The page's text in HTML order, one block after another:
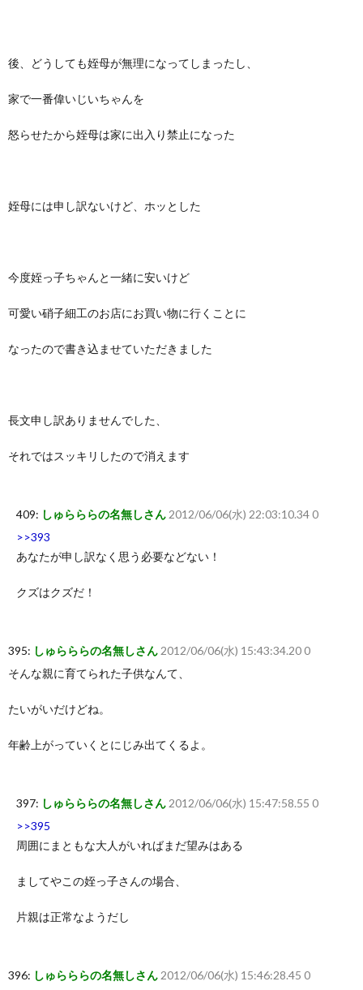
後、どうしても姪母が無理になってしまったし、
家で一番偉いじいちゃんを
怒らせたから姪母は家に出入り禁止になった
姪母には申し訳ないけど、ホッとした
今度姪っ子ちゃんと一緒に安いけど
可愛い硝子細工のお店にお買い物に行くことに
なったので書き込ませていただきました
長文申し訳ありませんでした、
それではスッキリしたので消えます
409: しゅらららの名無しさん 2012/06/06(水) 22:03:10.34 0
>>393
あなたが申し訳なく思う必要などない！
クズはクズだ！
395: しゅらららの名無しさん 2012/06/06(水) 15:43:34.20 0
そんな親に育てられた子供なんて、
たいがいだけどね。
年齢上がっていくとにじみ出てくるよ。
397: しゅらららの名無しさん 2012/06/06(水) 15:47:58.55 0
>>395
周囲にまともな大人がいればまだ望みはある
ましてやこの姪っ子さんの場合、
片親は正常なようだし
396: しゅらららの名無しさん 2012/06/06(水) 15:46:28.45 0